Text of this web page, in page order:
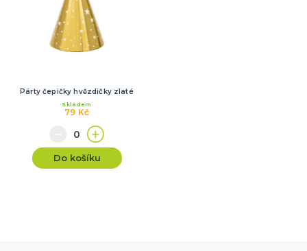
Párty čepičky hvězdičky zlaté
79 Kč
Skladem
Do košíku